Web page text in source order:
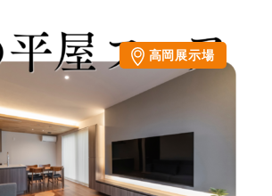
高岡展示場